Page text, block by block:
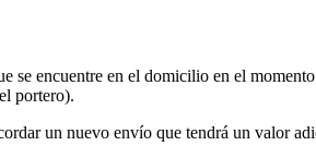
se encuentre en el domicilio en el
portero).
un nuevo envío que tendrá un valor